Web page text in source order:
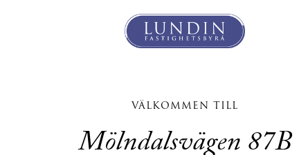
VÄLKOMMEN TILL
Mölndalsvägen 87B